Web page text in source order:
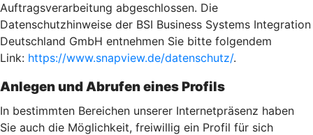
Auftragsverarbeitung abgeschlossen. Die
Datenschutzhinweise der BSI Business Systems Integration
Deutschland GmbH entnehmen Sie bitte folgendem
Link: https://www.snapview.de/datenschutz/.
Anlegen und Abrufen eines Profils
In bestimmten Bereichen unserer Internetpräsenz haben
Sie auch die Möglichkeit, freiwillig ein Profil für sich